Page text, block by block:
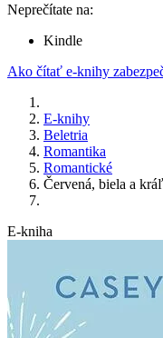
Neprečítate na:
Kindle
Ako čítať e-knihy
E-knihy
Beletria
Romantika
Romantické
Červená, biela a
E-kniha